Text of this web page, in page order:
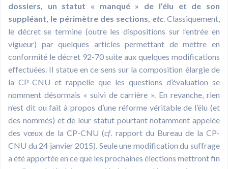
dossiers, un statut « manqué » de l’élu et de son
suppléant, le périmètre des sections, etc. Classiquement,
le décret se termine (outre les dispositions sur l’entrée en
vigueur) par quelques articles permettant de mettre en
conformité le décret 92-70 suite aux quelques modifications
effectuées. Il statue en ce sens sur la composition élargie de
la CP-CNU et rappelle que les questions d’évaluation se
nomment désormais « suivi de carrière ». En revanche, rien
n’est dit ou fait à propos d’une réforme véritable de l’élu (et
des nommés) et de leur statut pourtant notamment appelée
des vœux de la CP-CNU (cf. rapport du Bureau de la CP-
CNU du 24 janvier 2015). Seule une modification du suffrage
a été apportée en ce que les prochaines élections mettront fin